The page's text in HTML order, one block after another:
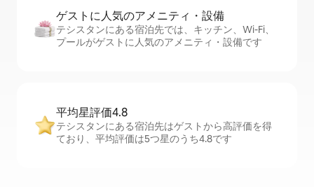
ゲストに人⁠気⁠のア⁠メ⁠ニ⁠テ⁠ィ・設⁠備
テシスタンにある宿泊先では、キッチン、Wi-Fi、
プールがゲストに人気のアメニティ・設備です
平均星評価4.8
テシスタンにある宿泊先はゲストから高評価を得
ており、平均評価は5つ星のうち4.8です